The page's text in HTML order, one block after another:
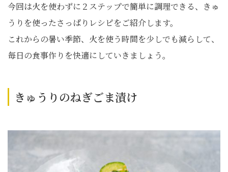
今回は火を使わずに２ステップで簡単に調理できる、きゅ
うりを使ったさっぱりレシピをご紹介します。
これからの暑い季節、火を使う時間を少しでも減らして、
毎日の食事作りを快適にしていきましょう。
きゅうりのねぎごま漬け